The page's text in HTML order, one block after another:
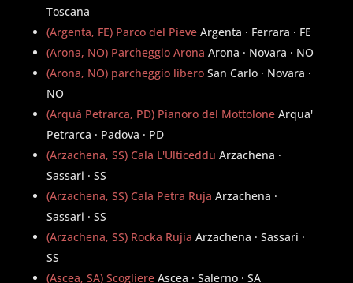
Toscana
(Argenta, FE) Parco del Pieve Argenta · Ferrara · FE
(Arona, NO) Parcheggio Arona Arona · Novara · NO
(Arona, NO) parcheggio libero San Carlo · Novara ·
NO
(Arquà Petrarca, PD) Pianoro del Mottolone Arqua'
Petrarca · Padova · PD
(Arzachena, SS) Cala L'Ulticeddu Arzachena ·
Sassari · SS
(Arzachena, SS) Cala Petra Ruja Arzachena ·
Sassari · SS
(Arzachena, SS) Rocka Rujia Arzachena · Sassari ·
SS
(Ascea, SA) Scogliere Ascea · Salerno · SA